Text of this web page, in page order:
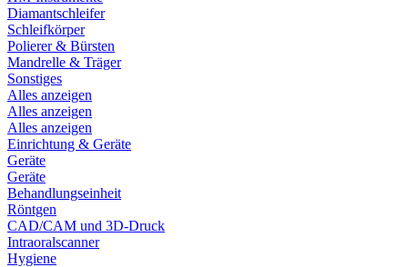
Diamantschleifer
Schleifkörper
Polierer & Bürsten
Mandrelle & Träger
Sonstiges
Alles anzeigen
Alles anzeigen
Alles anzeigen
Einrichtung & Geräte
Geräte
Geräte
Behandlungseinheit
Röntgen
CAD/CAM und 3D-Druck
Intraoralscanner
Hygiene